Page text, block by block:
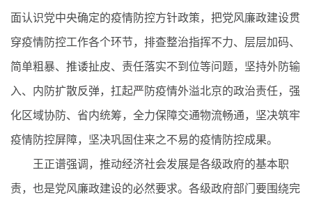
面认识党中央确定的疫情防控方针政策，把党风廉政建设贯
穿疫情防控工作各个环节，排查整治指挥不力、层层加码、
简单粗暴、推诿扯皮、责任落实不到位等问题，坚持外防输
入、内防扩散反弹，扛起严防疫情外溢北京的政治责任，强
化区域协防、省内统筹，全力保障交通物流畅通，坚决筑牢
疫情防控屏障，坚决巩固住来之不易的疫情防控成果。
王正谱强调，推动经济社会发展是各级政府的基本职
责，也是党风廉政建设的必然要求。各级政府部门要围绕完